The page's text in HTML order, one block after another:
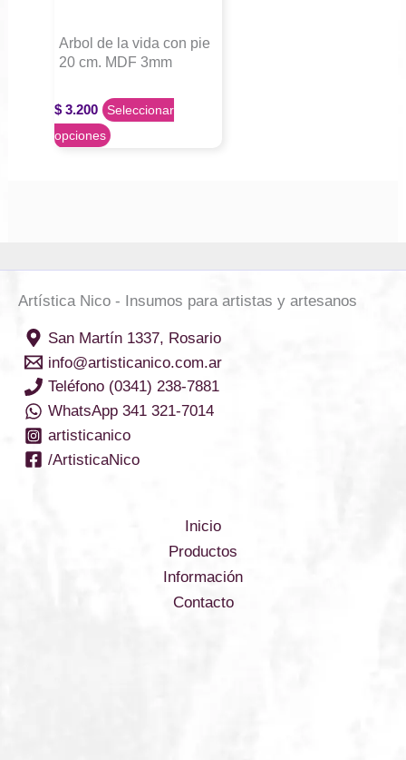
Arbol de la vida con pie
20 cm. MDF 3mm
$ 3.200
Seleccionar
opciones Este
se
pueden
elegir
en
la
página
del
Artística Nico - Insumos para artistas y artesanos
San Martín 1337, Rosario
info@artisticanico.com.ar
Teléfono (0341) 238-7881
WhatsApp 341 321-7014
artisticanico
/ArtisticaNico
Inicio
Productos
Información
Contacto